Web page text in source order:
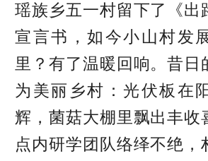
瑶族乡五一村留下了《出
宣言书，如今小山村发
里？有了温暖回响。昔日
为美丽乡村：光伏板在
辉，菌菇大棚里飘出丰收
点内研学团队络绎不绝，